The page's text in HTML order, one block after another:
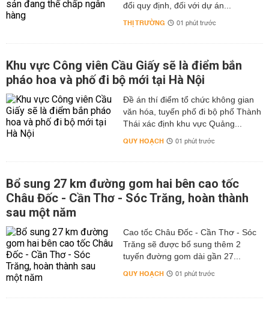
đổi quy định, đối với dự án...
THỊ TRƯỜNG 01 phút trước
Khu vực Công viên Cầu Giấy sẽ là điểm bắn
pháo hoa và phố đi bộ mới tại Hà Nội
Đề án thí điểm tổ chức không gian
văn hóa, tuyến phố đi bộ phố Thành
Thái xác định khu vực Quảng...
QUY HOẠCH 01 phút trước
Bổ sung 27 km đường gom hai bên cao tốc
Châu Đốc - Cần Thơ - Sóc Trăng, hoàn thành
sau một năm
Cao tốc Châu Đốc - Cần Thơ - Sóc
Trăng sẽ được bổ sung thêm 2
tuyến đường gom dài gần 27...
QUY HOẠCH 01 phút trước